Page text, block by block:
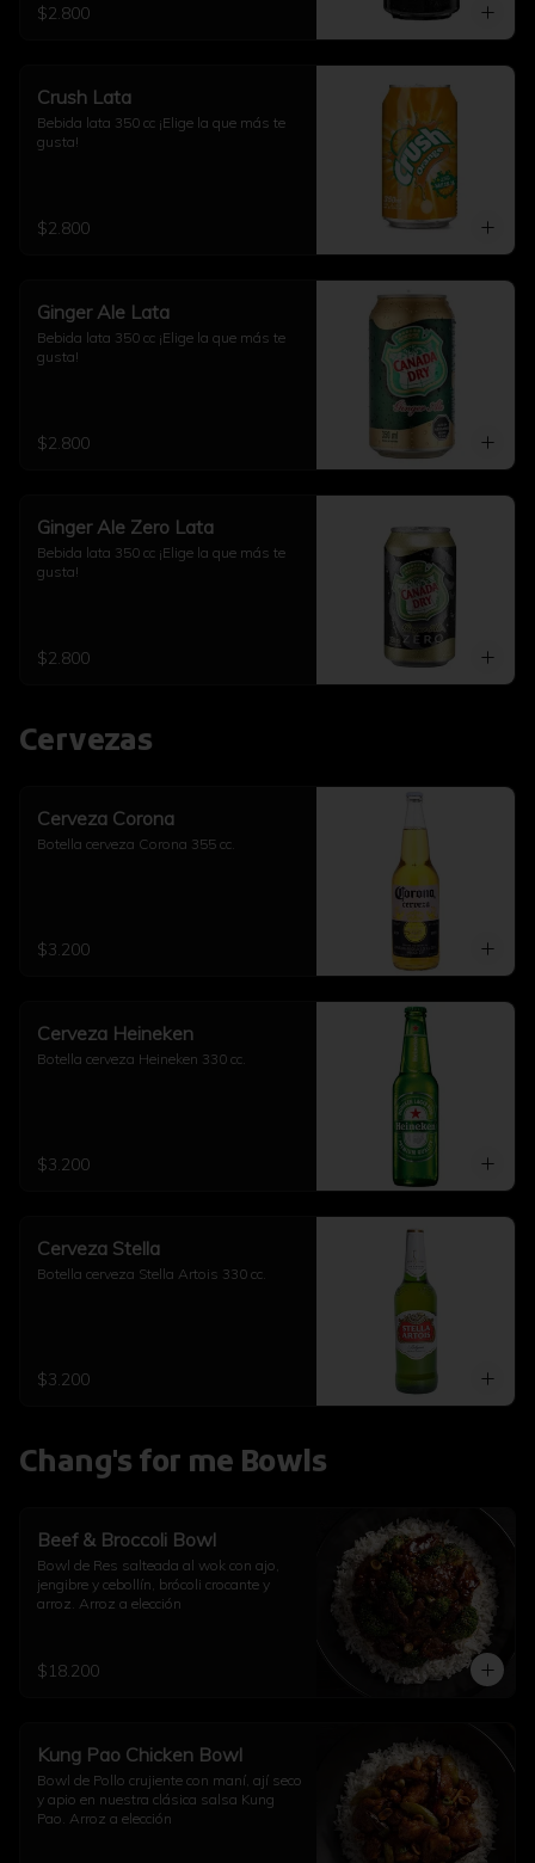
$2.800
Crush Lata
Bebida lata 350 cc ¡Elige la que más te
gusta!
$2.800
Ginger Ale Lata
Bebida lata 350 cc ¡Elige la que más te
gusta!
$2.800
Ginger Ale Zero Lata
Bebida lata 350 cc ¡Elige la que más te
gusta!
$2.800
Cervezas
Cerveza Corona
Botella cerveza Corona 355 cc.
$3.200
Cerveza Heineken
Botella cerveza Heineken 330 cc.
$3.200
Cerveza Stella
Botella cerveza Stella Artois 330 cc.
$3.200
Chang's for me Bowls
Beef & Broccoli Bowl
Bowl de Res salteada al wok con ajo,
jengibre y cebollín, brócoli crocante y
arroz. Arroz a elección
$18.200
Kung Pao Chicken Bowl
Bowl de Pollo crujiente con maní, ají seco
y apio en nuestra clásica salsa Kung
Pao. Arroz a elección